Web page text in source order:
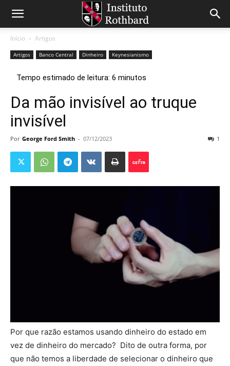
Início Artigos
Artigos Banco Central Dinheiro Keynesianismo
Da mão invisível ao truque
invisível
Por George Ford Smith - 07/12/2023 1
Por que razão estamos usando dinheiro do estado em
vez de dinheiro do mercado? Dito de outra forma, por
que não temos a liberdade de selecionar o dinheiro que